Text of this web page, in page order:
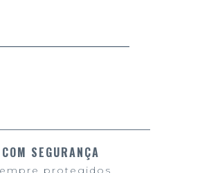
SEGURANÇA
protegidos